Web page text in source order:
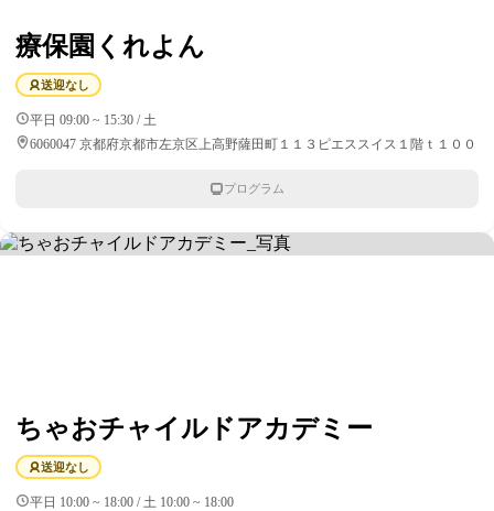
療保園くれよん
送迎なし
平日 09:00 ~ 15:30 / 土
6060047 京都府京都市左京区上高野薩田町１１３ピエススイス１階ｔ１００
プログラム
ちゃおチャイルドアカデミー
送迎なし
平日 10:00 ~ 18:00 / 土 10:00 ~ 18:00